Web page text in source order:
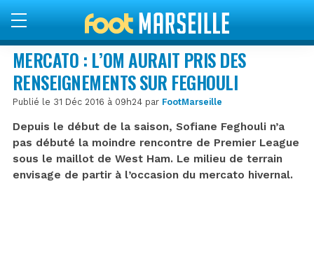
MERCATO : L’OM AURAIT PRIS DES
RENSEIGNEMENTS SUR FEGHOULI
Publié le 31 Déc 2016 à 09h24 par FootMarseille
Depuis le début de la saison, Sofiane Feghouli n’a
pas débuté la moindre rencontre de Premier League
sous le maillot de West Ham. Le milieu de terrain
envisage de partir à l’occasion du mercato hivernal.